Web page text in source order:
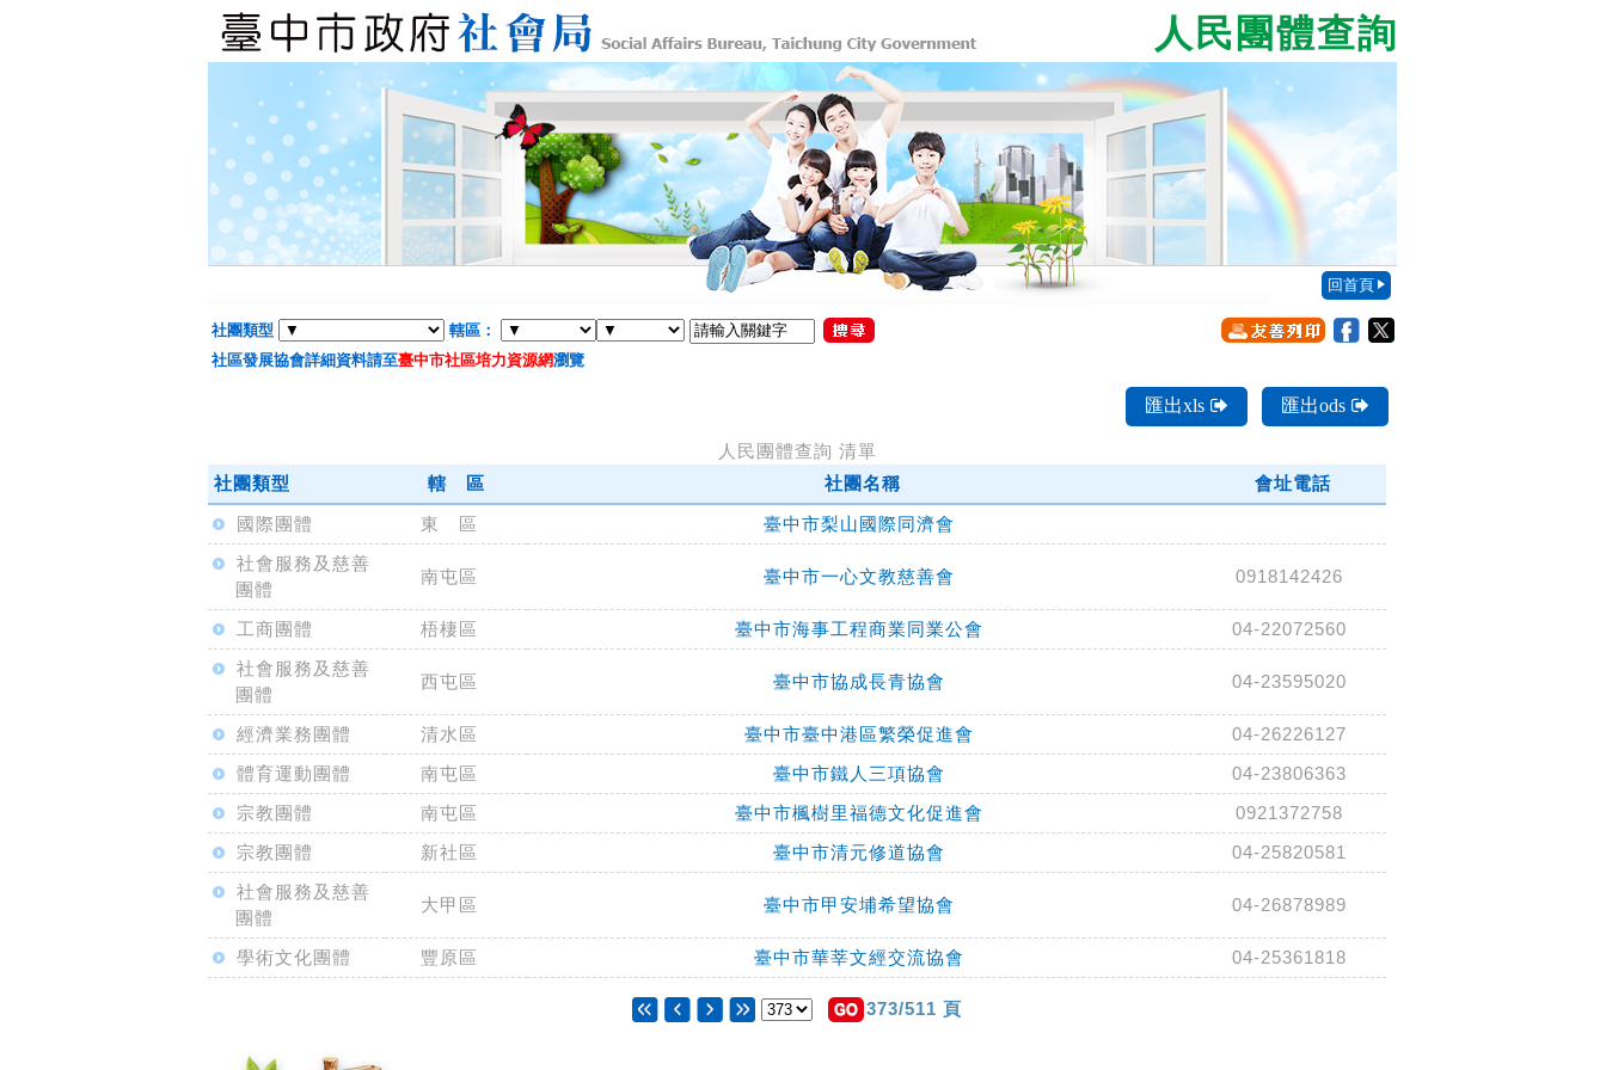
人民團體查詢
回首頁
社團類型
轄區：
社區發展協會詳細資料請至臺中市社區培力資源網瀏覽
匯出xls 匯出ods
人民團體查詢 清單
社團類型
轄 區 社團名稱
會址電話
國際團體
東 區
臺中市梨山國際同濟會
社會服務及慈善
團體
南屯區 臺中市一心文教慈善會 0918142426
工商團體 梧棲區 臺中市海事工程商業同業公會
04-22072560
社會服務及慈善
團體
西屯區 臺中市協成長青協會 04-23595020
經濟業務團體 清水區 臺中市臺中港區繁榮促進會
04-26226127
體育運動團體
南屯區 臺中市鐵人三項協會
04-23806363
宗教團體
南屯區 臺中市楓樹里福德文化促進會
0921372758
宗教團體
新社區 臺中市清元修道協會
04-25820581
社會服務及慈善
團體
大甲區 臺中市甲安埔希望協會 04-26878989
學術文化團體 豐原區 臺中市華莘文經交流協會 04-25361818
373/511 頁